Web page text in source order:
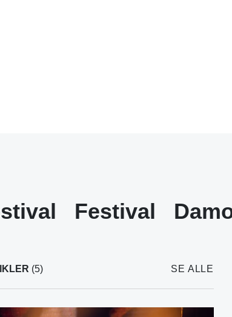
Festival
(5) SE ALLE